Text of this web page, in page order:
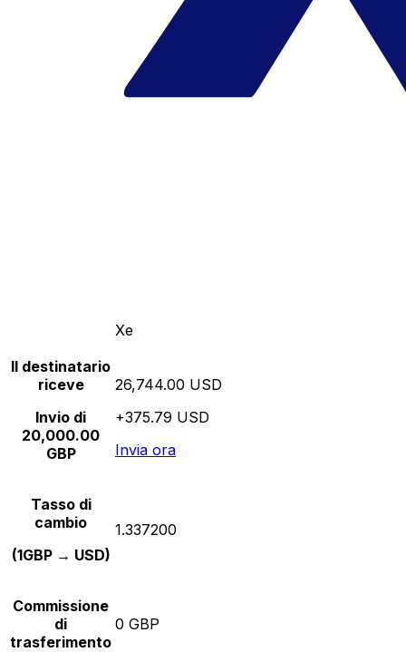
Xe
Il destinatario
riceve
Invio di
20,000.00
GBP
26,744.00 USD
+375.79 USD
Invia ora
Tasso di
cambio
(1GBP → USD)
1.337200
Commissione
di
trasferimento
0 GBP